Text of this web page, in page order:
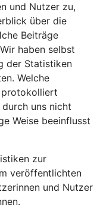
und Nutzer zu,
über die
Beiträge
haben selbst
der Statistiken
Welche
protokolliert
uns nicht
Weise beeinflusst
zur
veröffentlichten
und Nutzer